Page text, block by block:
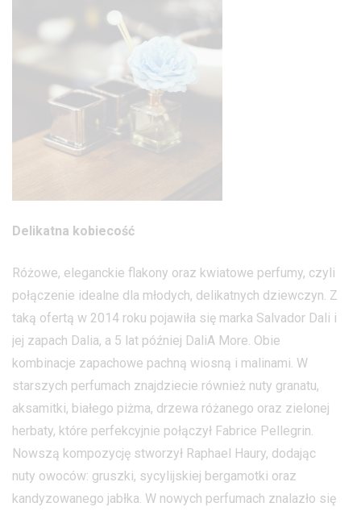
Delikatna kobiecość
Różowe, eleganckie flakony oraz kwiatowe perfumy, czyli
połączenie idealne dla młodych, delikatnych dziewczyn. Z
taką ofertą w 2014 roku pojawiła się marka Salvador Dali i
jej zapach Dalia, a 5 lat później DaliA More. Obie
kombinacje zapachowe pachną wiosną i malinami. W
starszych perfumach znajdziecie również nuty granatu,
aksamitki, białego piżma, drzewa różanego oraz zielonej
herbaty, które perfekcyjnie połączył Fabrice Pellegrin.
Nowszą kompozycję stworzył Raphael Haury, dodając
nuty owoców: gruszki, sycylijskiej bergamotki oraz
kandyzowanego jabłka. W nowych perfumach znalazło się